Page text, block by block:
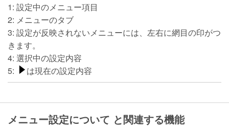
1: 設定中のメニュー項目
2: メニューのタブ
3: 設定が反映されないメニューには、左右に網目の印がつ
きます。
4: 選択中の設定内容
5:
は現在の設定内容
メニュー設定について と関連する機能